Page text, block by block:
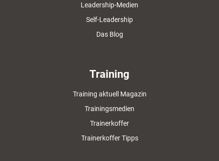
Leadership-Medien
Self-Leadership
Das Blog
Training
Training aktuell Magazin
Trainingsmedien
Trainerkoffer
Trainerkoffer Tipps